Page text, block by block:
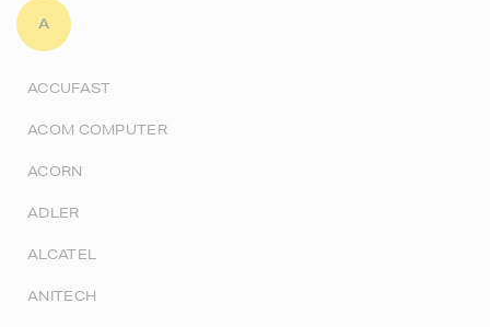
A
ACCUFAST
ACOM COMPUTER
ACORN
ADLER
ALCATEL
ANITECH